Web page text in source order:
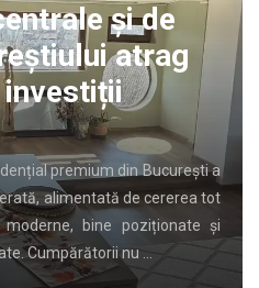
și de
atrag
investiții
premium din București a
alimentată de cererea tot
bine poziționate și
Cumpărătorii nu …